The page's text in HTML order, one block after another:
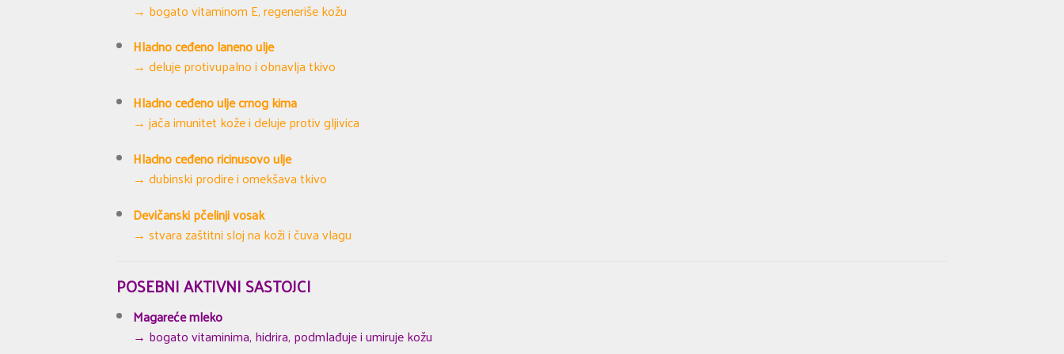
→ bogato vitaminom E, regeneriše kožu
Hladno ceđeno laneno ulje
→ deluje protivupalno i obnavlja tkivo
Hladno ceđeno ulje crnog kima
→ jača imunitet kože i deluje protiv gljivica
Hladno ceđeno ricinusovo ulje
→ dubinski prodire i omekšava tkivo
Devičanski pčelinji vosak
→ stvara zaštitni sloj na koži i čuva vlagu
POSEBNI AKTIVNI SASTOJCI
Magareće mleko
→ bogato vitaminima, hidrira, podmlađuje i umiruje kožu